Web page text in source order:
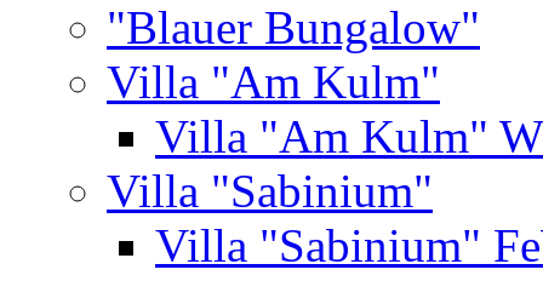
"Blauer Bungalow"
Villa "Am Kulm"
Villa "Am Kulm"
Villa "Sabinium"
Villa "Sabinium"